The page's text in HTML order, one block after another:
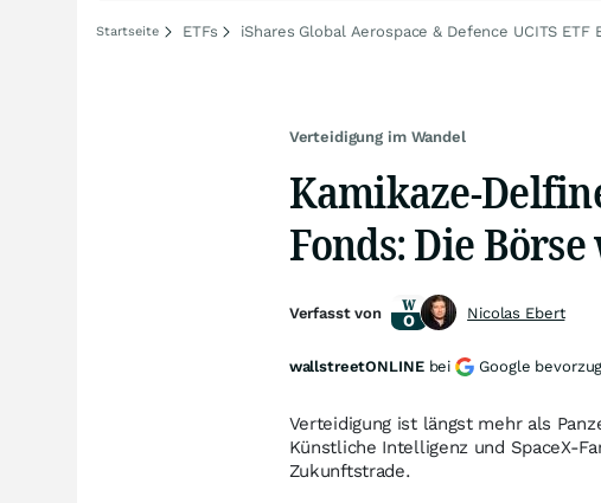
Startseite ETFs iShares Global Aerospace & Defence UCITS ETF
Verteidigung im Wandel
Kamikaze-
Fonds: Die
Verteidigung ist längst mehr als
Künstliche Intelligenz und SpaceX-
Zukunftstrade.
Verfasst von Nicolas Ebert
wallstreetONLINE bei Google